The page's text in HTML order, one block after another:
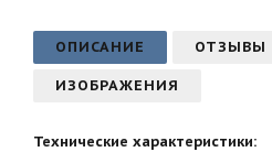
ОПИСАНИЕ ОТЗЫВЫ
ИЗОБРАЖЕНИЯ
Технические характеристики: